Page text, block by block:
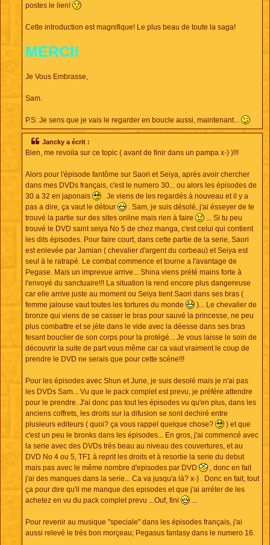
postes le lien!
Cette introduction est magnifique! Le plus beau de toute la saga!
MERCI!
Je Vous Embrasse,
Sam.
P.S: Je sens que je vais le regarder en boucle aussi, maintenant...
Jancky a écrit :
Bien, me revoila sur ce topic ( avant de finir dans un pampa x-) )!!!
Alors pour l'épisode fantôme sur Saori et Seiya, aprés avoir chercher
dans mes DVDs français, c'est le numero 30... ou alors les épisodes de
30 a 32 en japonais
. Je viens de les regardés à nouveau et il y a
pas a dire, ça vaut le détour
. Sam, je suis désolé, j'ai ésseyer de te
trouvé la partie sur des sites online mais rien à faire
... Si tu peu
trouvé le DVD saint seiya No 5 de chez manga, c'est celui qui contient
les dits épisodes. Pour faire court, dans cette partie de la serie, Saori
est enlevée par Jamian ( chevalier d'argent du corbeau) et Seiya est
seul à le ratrapé. Le combat commence et tourne a l'avantage de
Pegase. Mais un imprevue arrive... Shina viens prété mains forte à
l'envoyé du sanctuaire!!! La situation la rend encore plus dangereuse
car elle arrive juste au moment ou Seiya tient Saori dans ses bras (
femme jalouse vaut toutes les tortures du monde
)... Le chevalier de
bronze qui viens de se casser le bras pour sauvé la princesse, ne peu
plus combattre et se jète dans le vide avec la déesse dans ses bras
fesant bouclier de son corps pour la protégé... Je vous laisse le soin de
découvrir la suite de part vous même car ca vaut vraiment le coup de
prendre le DVD ne serais que pour cette scéne!!!
Pour les épisodes avec Shun et June, je suis desolé mais je n'ai pas
les DVDs Sam... Vu que le pack complet est prevu, je préfére attendre
pour le prendre. J'ai donc pas tout les épisodes vu qu'en plus, dans les
anciens coffrets, les droits sur la difusion se sont dechiré entre
plusieurs editeurs ( quoi? ça vous rappel quelque chose?
) et que
c'est un peu le bronks dans les épisodes... En gros, j'ai commencé avec
la serie avec des DVDs trés beau au niveau des couvertures, et au
DVD No 4 ou 5, TF1 à reprit les droits et à resortie la serie du debut
mais pas avec le même nombre d'episodes par DVD
, donc en fait
j'ai des manques dans la serie... Ca va jusqu'a là? x-) . Donc en fait, tout
ça pour dire qu'il me manque des episodes et que j'ai arréter de les
achetez en vu du pack complet prevu ...Ouf, fini
...
Pour revenir au musique "speciale" dans les épisodes français, j'ai
aussi relevé le trés bon morçeau; Pegasus fantasy dans le numero 16.